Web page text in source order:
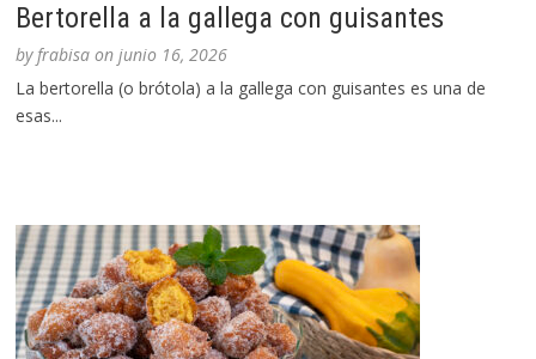
Bertorella a la gallega con guisantes
byfrabisa onjunio 16, 2026
La bertorella (o brótola) a la gallega con guisantes es una de
esas...